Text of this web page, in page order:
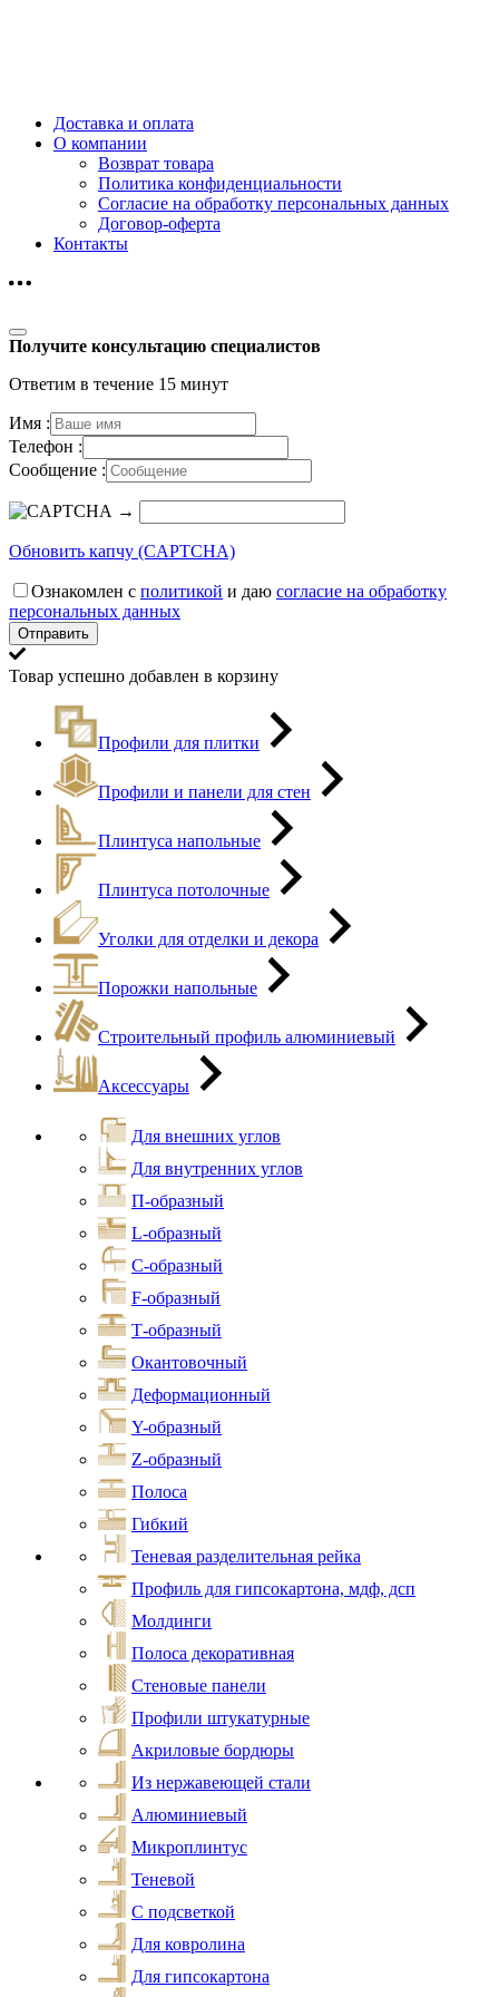
Доставка и оплата
О компании
Возврат товара
Политика конфиденциальности
Согласие на обработку персональных данных
Договор-оферта
Контакты
Получите консультацию специалистов
Ответим в течение 15 минут
Имя :
Телефон :
Сообщение :
→
Обновить капчу (CAPTCHA)
Ознакомлен с политикой и даю согласие на обработку
персональных данных
Товар успешно добавлен в корзину
Профили для плитки
Профили и панели для стен
Плинтуса напольные
Плинтуса потолочные
Уголки для отделки и декора
Порожки напольные
Строительный профиль алюминиевый
Аксессуары
Для внешних углов
Для внутренних углов
П-образный
L-образный
С-образный
F-образный
Т-образный
Окантовочный
Деформационный
Y-образный
Z-образный
Полоса
Гибкий
Теневая разделительная рейка
Профиль для гипсокартона, мдф, дсп
Молдинги
Полоса декоративная
Стеновые панели
Профили штукатурные
Акриловые бордюры
Из нержавеющей стали
Алюминиевый
Микроплинтус
Теневой
С подсветкой
Для ковролина
Для гипсокартона